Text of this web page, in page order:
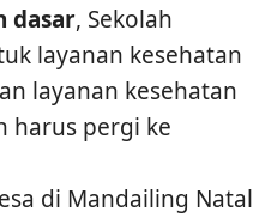
dasar, Sekolah
layanan kesehatan
layanan kesehatan
harus pergi ke
di Mandailing Natal